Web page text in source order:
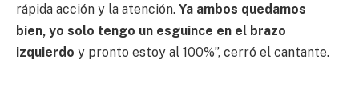
rápida acción y la atención. Ya ambos quedamos
bien, yo solo tengo un esguince en el brazo
izquierdo y pronto estoy al 100%”, cerró el cantante.